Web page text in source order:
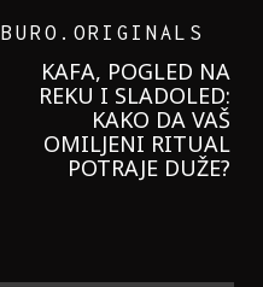
BURO.ORIGINALS
IMAMO
DEFINITIVNU
RUTINU NEGE TANKE
KOSE ZA
MAKSIMALAN
VOLUMEN – U TRI